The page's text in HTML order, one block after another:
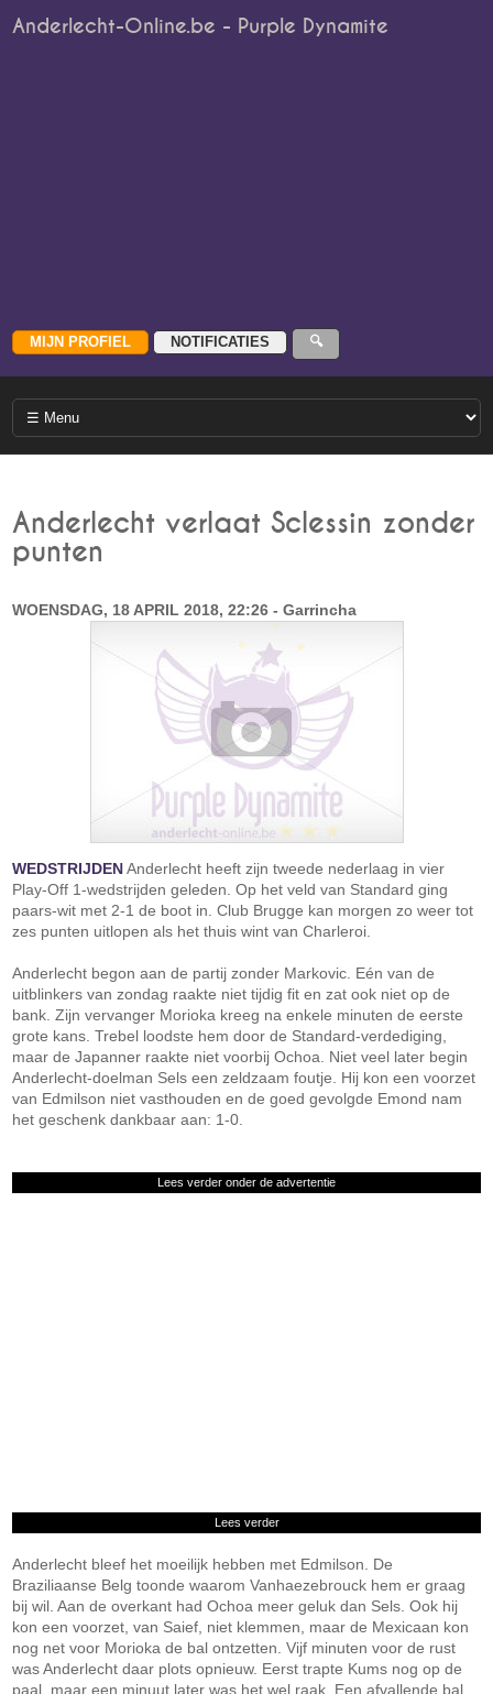
Anderlecht-Online.be - Purple Dynamite
Anderlecht verlaat Sclessin zonder
punten
WOENSDAG, 18 APRIL 2018, 22:26 - Garrincha
WEDSTRIJDENAnderlecht heeft zijn tweede nederlaag in vier
Play-Off 1-wedstrijden geleden. Op het veld van Standard ging
paars-wit met 2-1 de boot in. Club Brugge kan morgen zo weer tot
zes punten uitlopen als het thuis wint van Charleroi.
Anderlecht begon aan de partij zonder Markovic. Eén van de
uitblinkers van zondag raakte niet tijdig fit en zat ook niet op de
bank. Zijn vervanger Morioka kreeg na enkele minuten de eerste
grote kans. Trebel loodste hem door de Standard-verdediging,
maar de Japanner raakte niet voorbij Ochoa. Niet veel later begin
Anderlecht-doelman Sels een zeldzaam foutje. Hij kon een voorzet
van Edmilson niet vasthouden en de goed gevolgde Emond nam
het geschenk dankbaar aan: 1-0.
Lees verder onder de advertentie
Lees verder
Anderlecht bleef het moeilijk hebben met Edmilson. De
Braziliaanse Belg toonde waarom Vanhaezebrouck hem er graag
bij wil. Aan de overkant had Ochoa meer geluk dan Sels. Ook hij
kon een voorzet, van Saief, niet klemmen, maar de Mexicaan kon
nog net voor Morioka de bal ontzetten. Vijf minuten voor de rust
was Anderlecht daar plots opnieuw. Eerst trapte Kums nog op de
paal, maar een minuut later was het wel raak. Een afvallende bal